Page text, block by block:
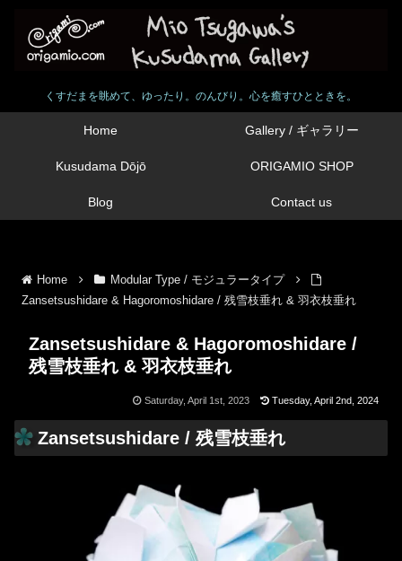
くすだまを眺めて、ゆったり。のんびり。心を癒すひとときを。
Home Gallery / ギャラリー
Kusudama Dōjō ORIGAMIO SHOP
Blog Contact us
Home
Modular Type / モジュラータイプ
Zansetsushidare & Hagoromoshidare / 残雪枝垂れ & 羽衣枝垂れ
Zansetsushidare & Hagoromoshidare /
残雪枝垂れ & 羽衣枝垂れ
Saturday, April 1st, 2023 Tuesday, April 2nd, 2024
Zansetsushidare / 残雪枝垂れ